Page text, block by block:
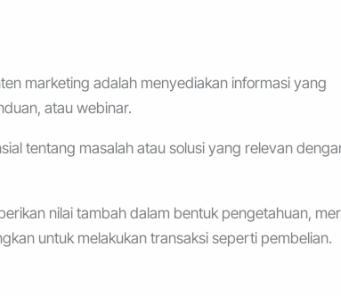
marketing adalah menyediakan informasi yang
atau webinar.
tentang masalah atau solusi yang relevan
nilai tambah dalam bentuk pengetahuan,
untuk melakukan transaksi seperti pembelian.